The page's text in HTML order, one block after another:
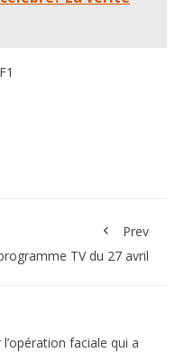
Prev
TV du 27 avril
faciale qui a